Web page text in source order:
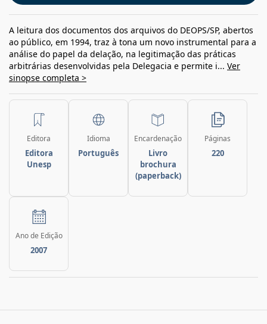
A leitura dos documentos dos arquivos do DEOPS/SP, abertos
ao público, em 1994, traz à tona um novo instrumental para a
análise do papel da delação, na legitimação das práticas
arbitrárias desenvolvidas pela Delegacia e permite i... Ver
sinopse completa >
Editora
Editora
Unesp
Idioma
Português
Encardenação
Livro
brochura
(paperback)
Páginas
220
Ano de Edição
2007